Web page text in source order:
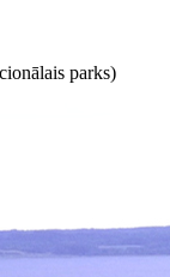
parks)